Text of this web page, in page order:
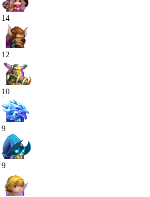
14
12
10
9
9